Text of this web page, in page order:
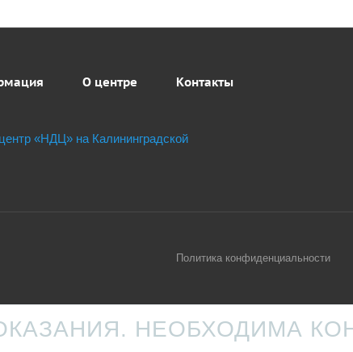
О центре Контакты
Политика конфиденциальности
НЕОБХОДИМА